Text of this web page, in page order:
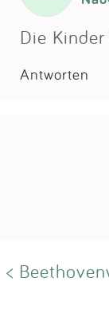
Die
Antworten
<